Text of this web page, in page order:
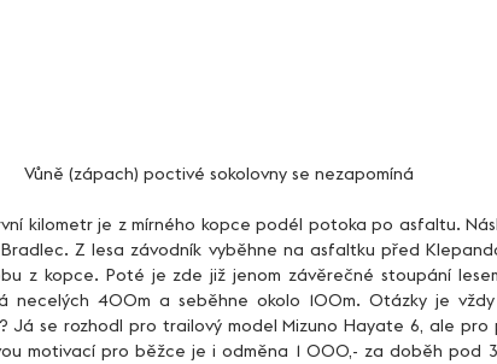
Vůně (zápach) poctivé sokolovny se nezapomíná
Z lesa závodník vyběhne na asfaltku před
z kopce. Poté je zde již jenom závěrečné stoupání
necelých 400m a seběhne okolo 100m. Otázky je
Já se rozhodl pro trailový model Mizuno Hayate 6, ale
motivací pro běžce je i odměna 1 000,- za doběh pod